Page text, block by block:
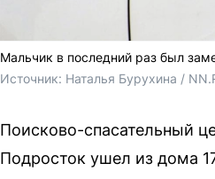
Мальчик в последний раз был
Источник: Наталья Бурухина /
Поисково-спасательный
Подросток ушел из дома